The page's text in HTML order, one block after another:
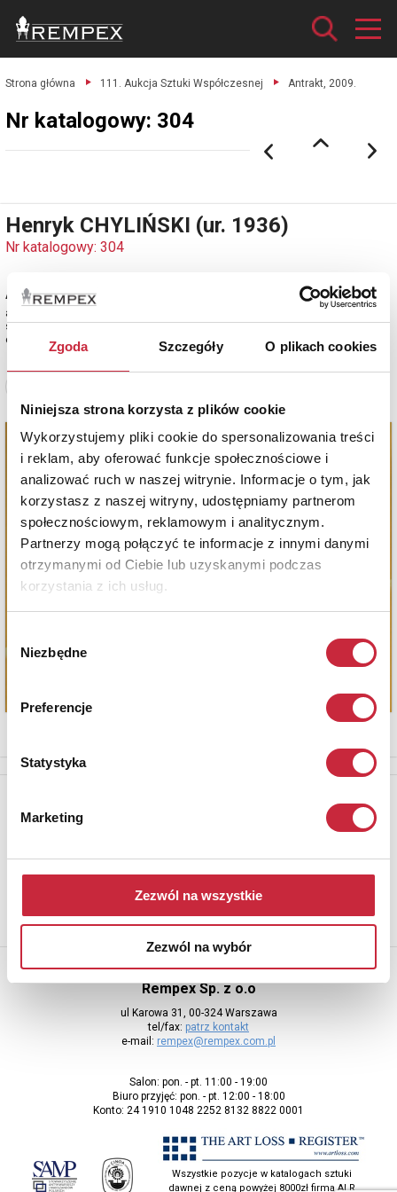
Zgoda Szczegóły O plikach cookies
Niniejsza strona korzysta z plików cookie
Wykorzystujemy pliki cookie do spersonalizowania treści
i reklam, aby oferować funkcje społecznościowe i
analizować ruch w naszej witrynie. Informacje o tym, jak
korzystasz z naszej witryny, udostępniamy partnerom
społecznościowym, reklamowym i analitycznym.
Partnerzy mogą połączyć te informacje z innymi danymi
otrzymanymi od Ciebie lub uzyskanymi podczas
korzystania z ich usług.
zgody
Niezbędne
Preferencje
Statystyka
Marketing
Zezwól na wszystkie
Zezwól na wybór
Strona główna 111. Aukcja Sztuki Współczesnej Antrakt, 2009.
Nr katalogowy: 304
Henryk CHYLIŃSKI (ur. 1936)
Nr katalogowy: 304
Antrakt, 2009
akryl, płótno; 90 x 120 cm;
sygn. l. : CHyL.'09
estymacja: 40 000 - 48 000 zł
Aby otrzymywać informacje o nowych aukcjach, prosimy podać
Rempex Sp. z o.o
ul Karowa 31, 00-324 Warszawa
tel/fax: patrz kontakt
e-mail: rempex@rempex.com.pl
Salon: pon. - pt. 11:00 - 19:00
Biuro przyjęć: pon. - pt. 12:00 - 18:00
Konto: 24 1910 1048 2252 8132 8822 0001
Wszystkie pozycje w katalogach sztuki
dawnej z ceną powyżej 8000zł firma ALR